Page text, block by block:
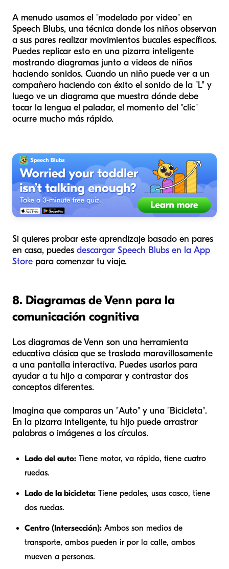
A menudo usamos el "modelado por video" en
Speech Blubs, una técnica donde los niños observan
a sus pares realizar movimientos bucales específicos.
Puedes replicar esto en una pizarra inteligente
mostrando diagramas junto a videos de niños
haciendo sonidos. Cuando un niño puede ver a un
compañero haciendo con éxito el sonido de la "L" y
luego ve un diagrama que muestra dónde debe
tocar la lengua el paladar, el momento del "clic"
ocurre mucho más rápido.
Si quieres probar este aprendizaje basado en pares
en casa, puedes descargar Speech Blubs en la App
Store para comenzar tu viaje.
8. Diagramas de Venn para la
comunicación cognitiva
Los diagramas de Venn son una herramienta
educativa clásica que se traslada maravillosamente
a una pantalla interactiva. Puedes usarlos para
ayudar a tu hijo a comparar y contrastar dos
conceptos diferentes.
Imagina que comparas un "Auto" y una "Bicicleta".
En la pizarra inteligente, tu hijo puede arrastrar
palabras o imágenes a los círculos.
Lado del auto: Tiene motor, va rápido, tiene cuatro
ruedas.
Lado de la bicicleta: Tiene pedales, usas casco, tiene
dos ruedas.
Centro (Intersección): Ambos son medios de
transporte, ambos pueden ir por la calle, ambos
mueven a personas.